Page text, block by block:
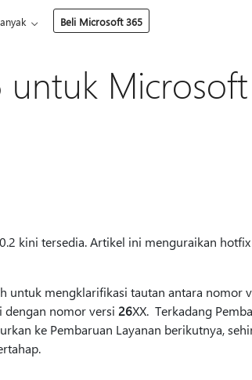
Beli Microsoft 365
untuk Microsoft
kini tersedia. Artikel ini menguraikan
untuk mengklarifikasi tautan antara nomor
dengan nomor versi 26XX. Terkadang
ke Pembaruan Layanan berikutnya,